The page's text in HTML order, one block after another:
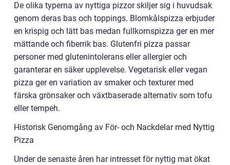
De olika typerna av nyttiga pizzor skiljer sig i huvudsak
genom deras bas och toppings. Blomkålspizza erbjuder
en krispig och lätt bas medan fullkornspizza ger en mer
mättande och fiberrik bas. Glutenfri pizza passar
personer med glutenintolerans eller allergier och
garanterar en säker upplevelse. Vegetarisk eller vegan
pizza ger en variation av smaker och texturer med
färska grönsaker och växtbaserade alternativ som tofu
eller tempeh.
Historisk Genomgång av För- och Nackdelar med Nyttig
Pizza
Under de senaste åren har intresset för nyttig mat ökat